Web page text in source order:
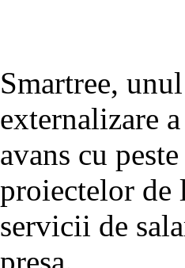
Smartree,
externalizare
avans cu
proiectelor de
servicii de